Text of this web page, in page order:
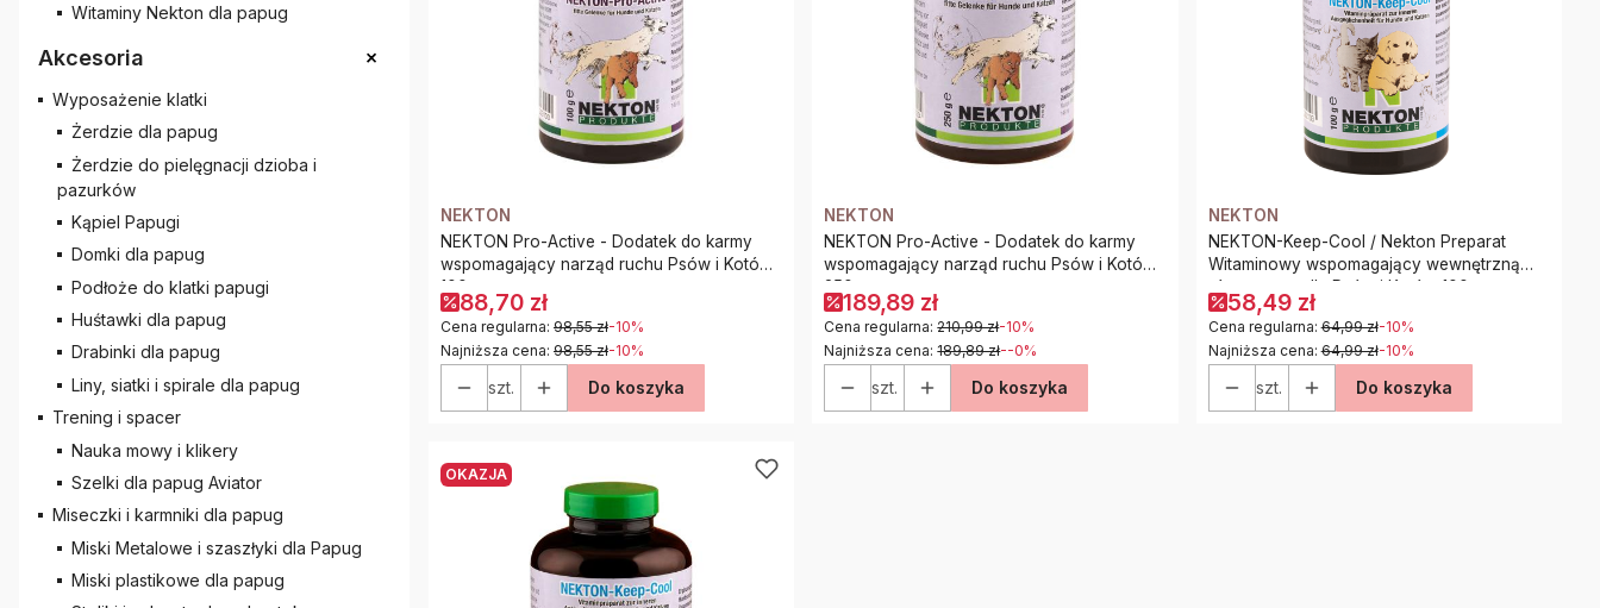
Witaminy Nekton dla papug
Akcesoria +
Wyposażenie klatki
Żerdzie dla papug
Żerdzie do pielęgnacji dzioba i
pazurków
Kąpiel Papugi
Domki dla papug
Podłoże do klatki papugi
Huśtawki dla papug
Drabinki dla papug
Liny, siatki i spirale dla papug
Trening i spacer
Nauka mowy i klikery
Szelki dla papug Aviator
Miseczki i karmniki dla papug
Miski Metalowe i szaszłyki dla Papug
Miski plastikowe dla papug
NEKTON
NEKTON Pro-Active - Dodatek do karmy
wspomagający narząd ruchu Psów i Kotów
100g
88,70 zł
Cena regularna: 98,55 zł-10%
Najniższa cena: 98,55 zł-10%
szt. Do koszyka
NEKTON
NEKTON Pro-Active - Dodatek do karmy
wspomagający narząd ruchu Psów i Kotów
250g
189,89 zł
Cena regularna: 210,99 zł-10%
Najniższa cena: 189,89 zł--0%
szt. Do koszyka
NEKTON
NEKTON-Keep-Cool / Nekton Preparat
Witaminowy wspomagający wewnętrzną
równowagę dla Psów i Kotów 100g
58,49 zł
Cena regularna: 64,99 zł-10%
Najniższa cena: 64,99 zł-10%
szt. Do koszyka
OKAZJA